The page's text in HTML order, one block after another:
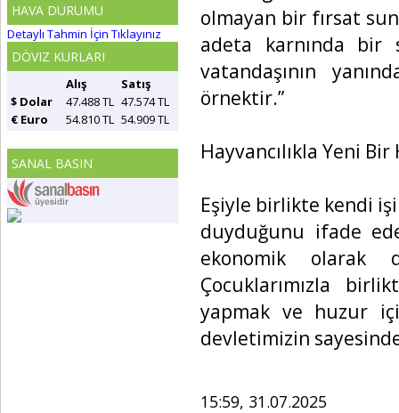
HAVA DURUMU
Detaylı Tahmin İçin Tıklayınız
DÖVIZ KURLARI
Alış
Satış
$ Dolar
47.488 TL 47.574 TL
€ Euro
54.810 TL 54.909 TL
SANAL BASIN
olmayan bir fırsat
adeta karnında bir
vatandaşının
örnektir.”
Hayvancılıkla Yeni
Eşiyle birlikte kendi
duyduğunu ifade
ekonomik olarak
Çocuklarımızla
yapmak ve huzur
devletimizin
15:59, 31.07.2025